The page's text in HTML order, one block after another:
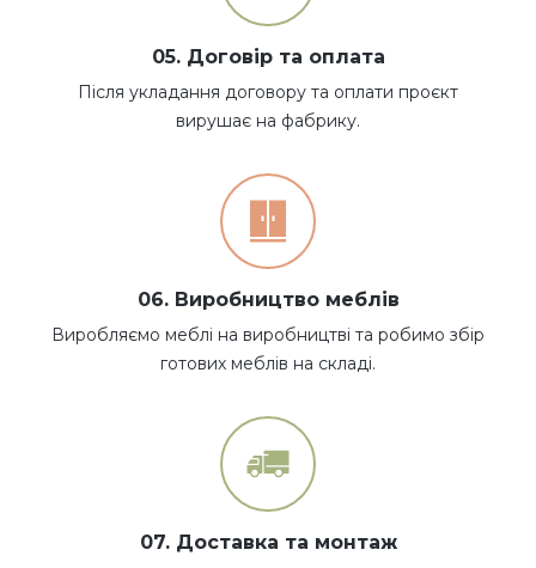
05. Договір та оплата
Після укладання договору та оплати проєкт
вирушає на фабрику.
06. Виробництво меблів
Виробляємо меблі на виробництві та робимо збір
готових меблів на складі.
07. Доставка та монтаж